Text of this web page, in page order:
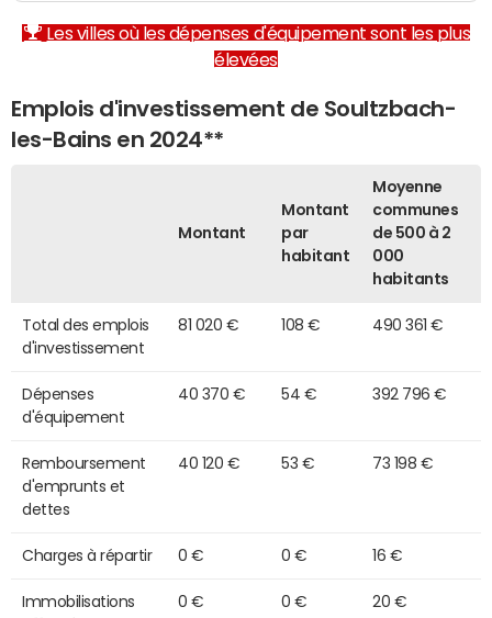
Les villes où les dépenses d'équipement sont les plus
élevées
Emplois d'investissement de Soultzbach-
les-Bains en 2024**
Montant
Montant
par
habitant
Moyenne
communes
de 500 à 2
000
habitants
Total des emplois
d'investissement
81 020 € 108 € 490 361 €
Dépenses
d'équipement
40 370 € 54 € 392 796 €
Remboursement
d'emprunts et
dettes
40 120 € 53 € 73 198 €
Charges à répartir 0 € 0 € 16 €
Immobilisations
0 € 0 € 20 €